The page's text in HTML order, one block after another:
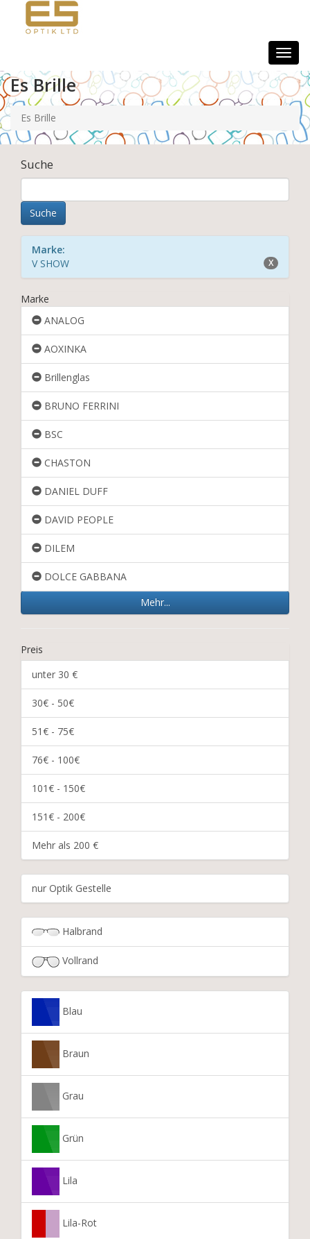
Es Brille
Es Brille
Suche
Marke:
V SHOW
X
Marke
ANALOG
AOXINKA
Brillenglas
BRUNO FERRINI
BSC
CHASTON
DANIEL DUFF
DAVID PEOPLE
DILEM
DOLCE GABBANA
Mehr...
Preis
unter 30 €
30€ - 50€
51€ - 75€
76€ - 100€
101€ - 150€
151€ - 200€
Mehr als 200 €
nur Optik Gestelle
Halbrand
Vollrand
Blau
Braun
Grau
Grün
Lila
Lila-Rot